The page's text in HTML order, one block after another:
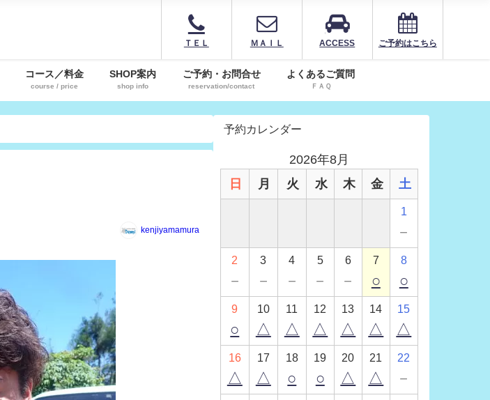
ＴＥＬ ＭＡＩＬ ACCESS ご予約はこちら
コース／料金
course / price
SHOP案内
shop info
ご予約・お問合せ
reservation/contact
よくあるご質問
ＦＡＱ
kenjiyamamura
予約カレンダー
2026年8月
日
月 火 水 木 金 土
1
－
2
－
3
－
4
－
5
－
6
－
7
○
8
○
9
○
10
△
11
△
12
△
13
△
14
△
15
△
16
△
17
△
18
○
19
○
20
△
21
△
22
－